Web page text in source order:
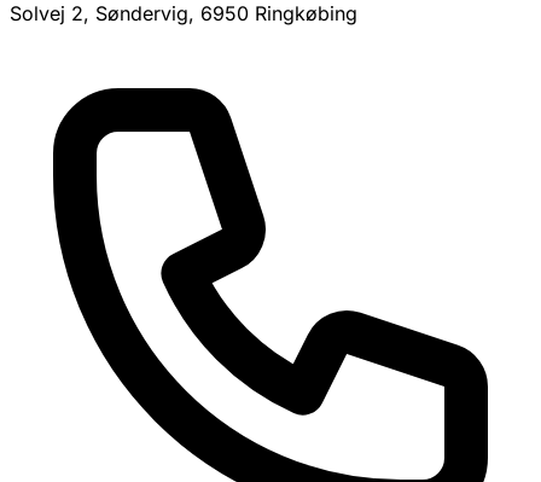
Solvej 2, Søndervig, 6950 Ringkøbing